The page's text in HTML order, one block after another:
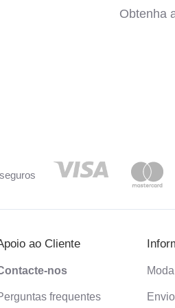
Obtenha
ao Cliente
nos
frequentes